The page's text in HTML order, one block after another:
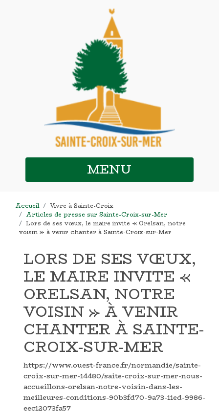
MENU
Accueil
Vivre à Sainte-Croix
Articles de presse sur Sainte-Croix-sur-Mer
Lors de ses vœux, le maire invite « Orelsan, notre
voisin » à venir chanter à Sainte-Croix-sur-Mer
LORS DE SES VŒUX,
LE MAIRE INVITE «
ORELSAN, NOTRE
VOISIN » À VENIR
CHANTER À SAINTE-
CROIX-SUR-MER
https://www.ouest-france.fr/normandie/sainte-
croix-sur-mer-14480/saite-croix-sur-mer-nous-
accueillons-orelsan-notre-voisin-dans-les-
meilleures-conditions-90b3fd70-9a73-11ed-9986-
eec12073fa57